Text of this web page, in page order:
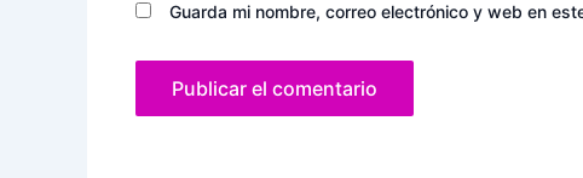
Guarda mi nombre, correo electrónico y web en